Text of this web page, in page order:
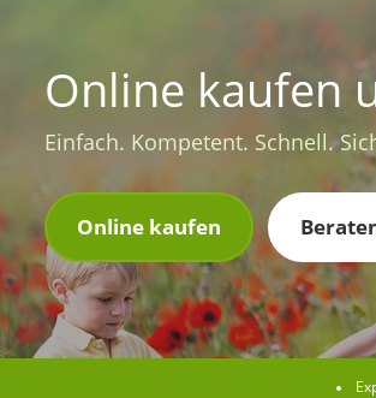
Online kaufen
Einfach. Kompetent. Schnell.
Online kaufen